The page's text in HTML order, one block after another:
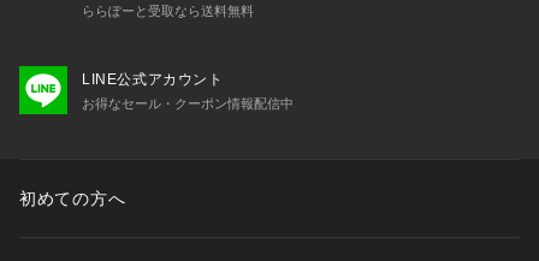
ららぽーと受取なら送料無料
LINE公式アカウント
お得なセール・クーポン情報配信中
初めての方へ